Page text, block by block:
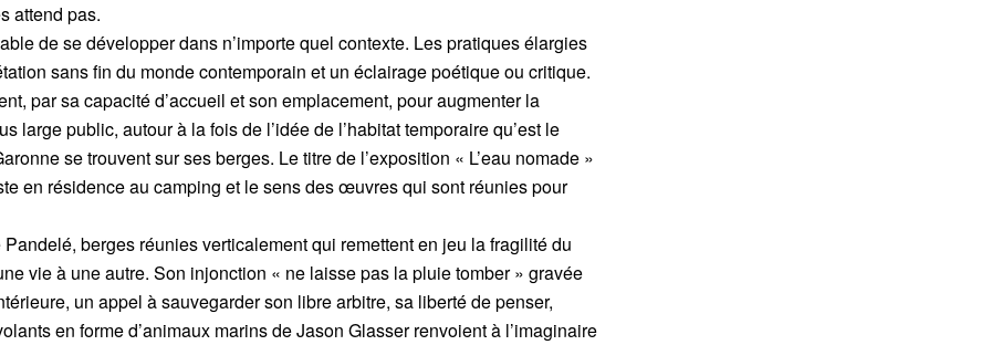
attend pas.
de se développer dans n’importe quel contexte. Les pratiques élargies
sans fin du monde contemporain et un éclairage poétique ou critique.
par sa capacité d’accueil et son emplacement, pour augmenter la
large public, autour à la fois de l’idée de l’habitat temporaire qu’est le
se trouvent sur ses berges. Le titre de l’exposition « L’eau nomade »
en résidence au camping et le sens des œuvres qui sont réunies pour
berges réunies verticalement qui remettent en jeu la fragilité du
vie à une autre. Son injonction « ne laisse pas la pluie tomber » gravée
un appel à sauvegarder son libre arbitre, sa liberté de penser,
en forme d’animaux marins de Jason Glasser renvoient à l’imaginaire